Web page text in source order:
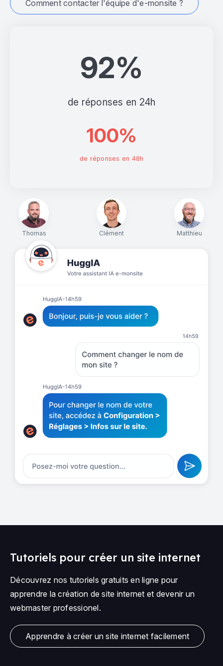
Thomas Clément Matthieu
92%
de réponses en 24h
100%
de réponses en 48h
Comment contacter l'équipe d'e-monsite ?
Tutoriels pour créer un site internet
Découvrez nos tutoriels gratuits en ligne pour
apprendre la création de site internet et devenir un
webmaster professionel.
Apprendre à créer un site internet facilement